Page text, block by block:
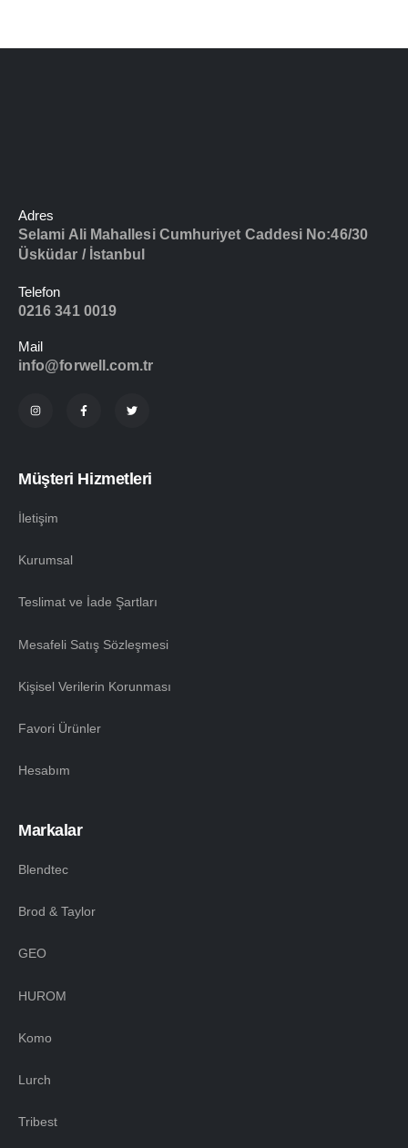
Adres
Selami Ali Mahallesi Cumhuriyet Caddesi No:46/30
Üsküdar / İstanbul
Telefon
0216 341 0019
Mail
info@forwell.com.tr
Müşteri Hizmetleri
İletişim
Kurumsal
Teslimat ve İade Şartları
Mesafeli Satış Sözleşmesi
Kişisel Verilerin Korunması
Favori Ürünler
Hesabım
Markalar
Blendtec
Brod & Taylor
GEO
HUROM
Komo
Lurch
Tribest